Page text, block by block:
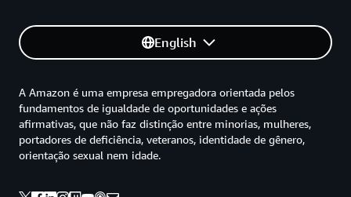
English
A Amazon é uma empresa empregadora orientada pelos
fundamentos de igualdade de oportunidades e ações
afirmativas, que não faz distinção entre minorias, mulheres,
portadores de deficiência, veteranos, identidade de gênero,
orientação sexual nem idade.